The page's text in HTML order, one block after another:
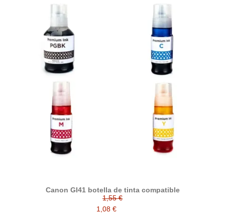
Canon GI41 botella de tinta compatible
1,55 €
1,08 €